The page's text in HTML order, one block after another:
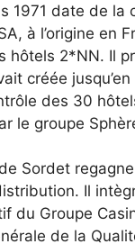
1971 date de la
à l’origine en
hôtels 2*NN. Il
créée
des 30
le groupe
Sordet
Il
du Groupe
de la